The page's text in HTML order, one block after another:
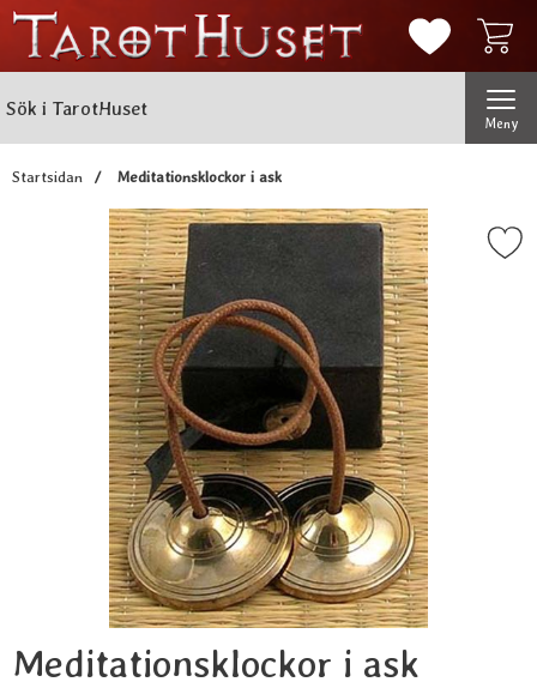
Mina
Meny
Startsidan Meditationsklockor i ask
Markera
Meditationsklockor i ask